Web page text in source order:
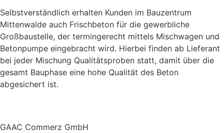
Selbstverständlich erhalten Kunden im Bauzentrum
Mittenwalde auch Frischbeton für die gewerbliche
Großbaustelle, der termingerecht mittels Mischwagen und
Betonpumpe eingebracht wird. Hierbei finden ab Lieferant
bei jeder Mischung Qualitätsproben statt, damit über die
gesamt Bauphase eine hohe Qualität des Beton
abgesichert ist.
GAAC Commerz GmbH